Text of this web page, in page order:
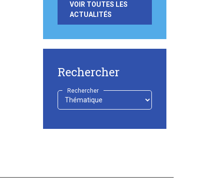
VOIR TOUTES LES
ACTUALITÉS
Rechercher
Rechercher
Choisir